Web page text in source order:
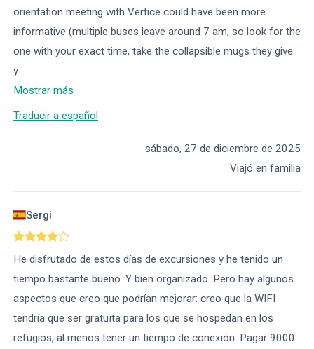
orientation meeting with Vertice could have been more
informative (multiple buses leave around 7 am, so look for the
one with your exact time, take the collapsible mugs they give
y...
Mostrar más
Traducir a español
sábado, 27 de diciembre de 2025
Viajó en familia
Sergi
He disfrutado de estos días de excursiones y he tenido un
tiempo bastante bueno. Y bien organizado. Pero hay algunos
aspectos que creo que podrían mejorar: creo que la WIFI
tendría que ser gratuïta para los que se hospedan en los
refugios, al menos tener un tiempo de conexión. Pagar 9000